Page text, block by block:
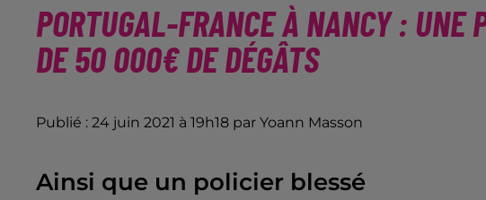
PORTUGAL-FRANCE À NANCY : UNE
DE 50 000€ DE DÉGÂTS
Publié : 24 juin 2021 à 19h18 par Yoann Masson
Ainsi que un policier blessé